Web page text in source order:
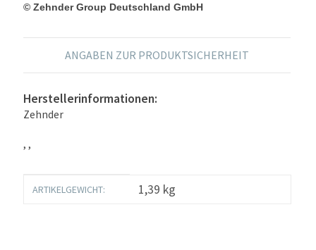
© Zehnder Group Deutschland GmbH
ANGABEN ZUR PRODUKTSICHERHEIT
Herstellerinformationen:
Zehnder
, ,
Produkteigenschaft
Wert
ARTIKELGEWICHT: 1,39 kg